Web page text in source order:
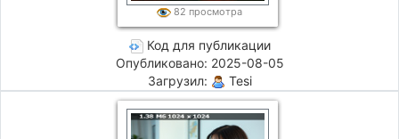
82 просмотра
Код для публикации
Опубликовано: 2025-08-05
Загрузил:
Tesi